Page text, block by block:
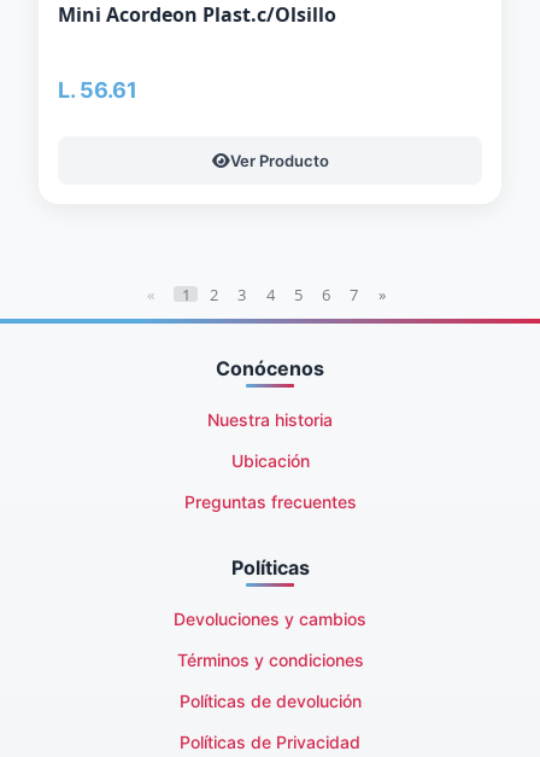
Mini Acordeon Plast.c/Olsillo
L. 56.61
Ver Producto
« 1 2 3 4 5 6 7 »
Conócenos
Nuestra historia
Ubicación
Preguntas frecuentes
Políticas
Devoluciones y cambios
Términos y condiciones
Políticas de devolución
Políticas de Privacidad